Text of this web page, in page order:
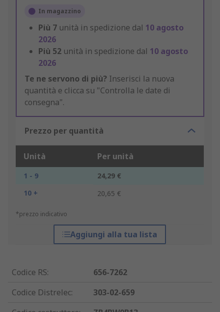
In magazzino
Più 7 unità in spedizione dal 10 agosto
2026
Più 52 unità in spedizione dal 10 agosto
2026
Te ne servono di più? Inserisci la nuova
quantità e clicca su "Controlla le date di
consegna".
Prezzo per quantità
Unità Per unità
1 - 9
24,29 €
10 +
20,65 €
*prezzo indicativo
Aggiungi alla tua lista
Codice RS:
656-7262
Codice Distrelec:
303-02-659